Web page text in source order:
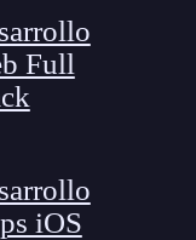
Full
iOS